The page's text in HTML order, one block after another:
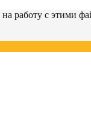
на работу с этими